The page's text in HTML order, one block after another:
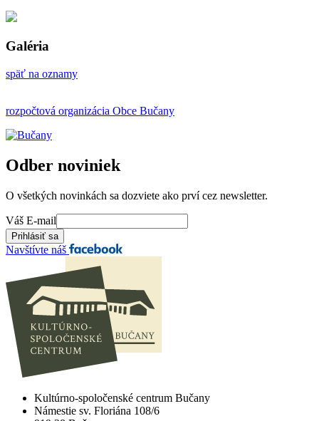
Galéria
späť na oznamy
rozpočtová organizácia Obce Bučany
Odber noviniek
O všetkých novinkách sa dozviete ako prví cez newsletter.
Váš E-mail
Navštívte náš
Kultúrno-spoločenské centrum Bučany
Námestie sv. Floriána 108/6